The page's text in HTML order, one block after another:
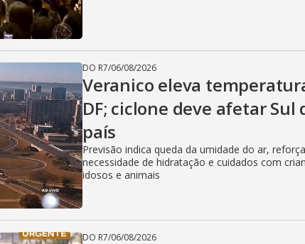
DO R7/06/08/2026
Veranico eleva
DF; ciclone deve afetar Sul
país
Previsão indica queda da umidade do ar,
necessidade de hidratação e cuidados com
idosos e animais
DO R7/06/08/2026